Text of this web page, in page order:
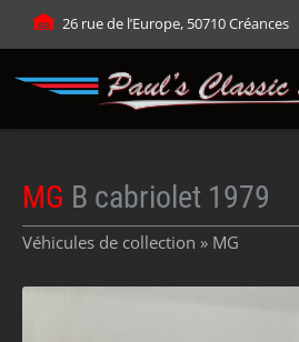
26 rue de l’Europe, 50710 Créances
MG B cabriolet 1979
Véhicules de collection » MG
Panneau de gestion des cookies